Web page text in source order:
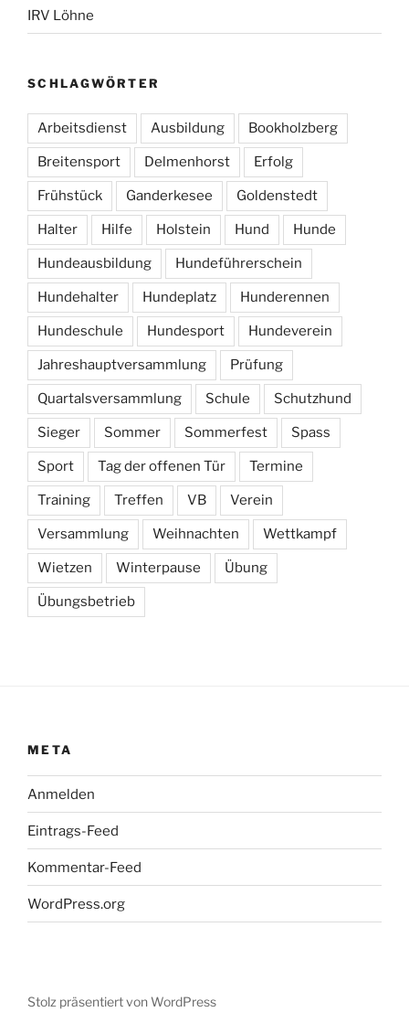
IRV Löhne
SCHLAGWÖRTER
Arbeitsdienst Ausbildung Bookholzberg
Breitensport Delmenhorst Erfolg
Frühstück Ganderkesee Goldenstedt
Halter Hilfe Holstein Hund Hunde
Hundeausbildung Hundeführerschein
Hundehalter Hundeplatz Hunderennen
Hundeschule Hundesport Hundeverein
Jahreshauptversammlung Prüfung
Quartalsversammlung Schule Schutzhund
Sieger Sommer Sommerfest Spass
Sport Tag der offenen Tür Termine
Training Treffen VB Verein
Versammlung Weihnachten Wettkampf
Wietzen Winterpause Übung
Übungsbetrieb
META
Anmelden
Eintrags-Feed
Kommentar-Feed
WordPress.org
Stolz präsentiert von WordPress